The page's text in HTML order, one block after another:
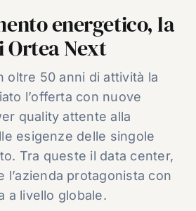
energetico, la
Ortea Next
oltre 50 anni di attività la
l’offerta con nuove
quality attente alla
esigenze delle singole
Tra queste il data center,
l’azienda protagonista con
a livello globale.